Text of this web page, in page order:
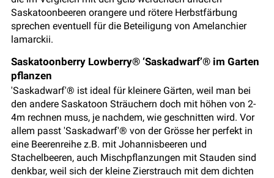
Saskatoonbeeren orangere und rötere Herbstfärbung
sprechen eventuell für die Beteiligung von Amelanchier
lamarckii.
Saskatoonberry Lowberry® ‘Saskadwarf’® im Garten
pflanzen
'Saskadwarf'® ist ideal für kleinere Gärten, weil man bei
den andere Saskatoon Sträuchern doch mit höhen von 2-
4m rechnen muss, je nachdem, wie geschnitten wird. Vor
allem passt 'Saskadwarf'® von der Grösse her perfekt in
eine Beerenreihe z.B. mit Johannisbeeren und
Stachelbeeren, auch Mischpflanzungen mit Stauden sind
denkbar, weil sich der kleine Zierstrauch mit dem dichten